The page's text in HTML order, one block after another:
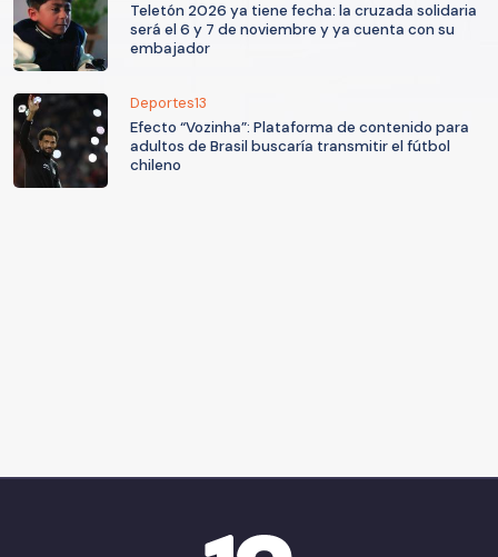
Teletón 2026 ya tiene fecha: la cruzada solidaria
será el 6 y 7 de noviembre y ya cuenta con su
embajador
Deportes13
Efecto “Vozinha”: Plataforma de contenido para
adultos de Brasil buscaría transmitir el fútbol
chileno